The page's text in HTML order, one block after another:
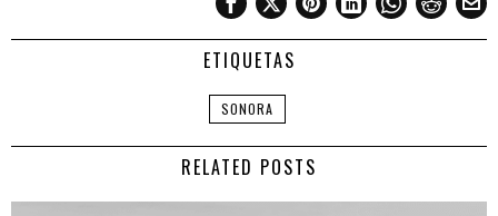
ETIQUETAS
SONORA
RELATED POSTS